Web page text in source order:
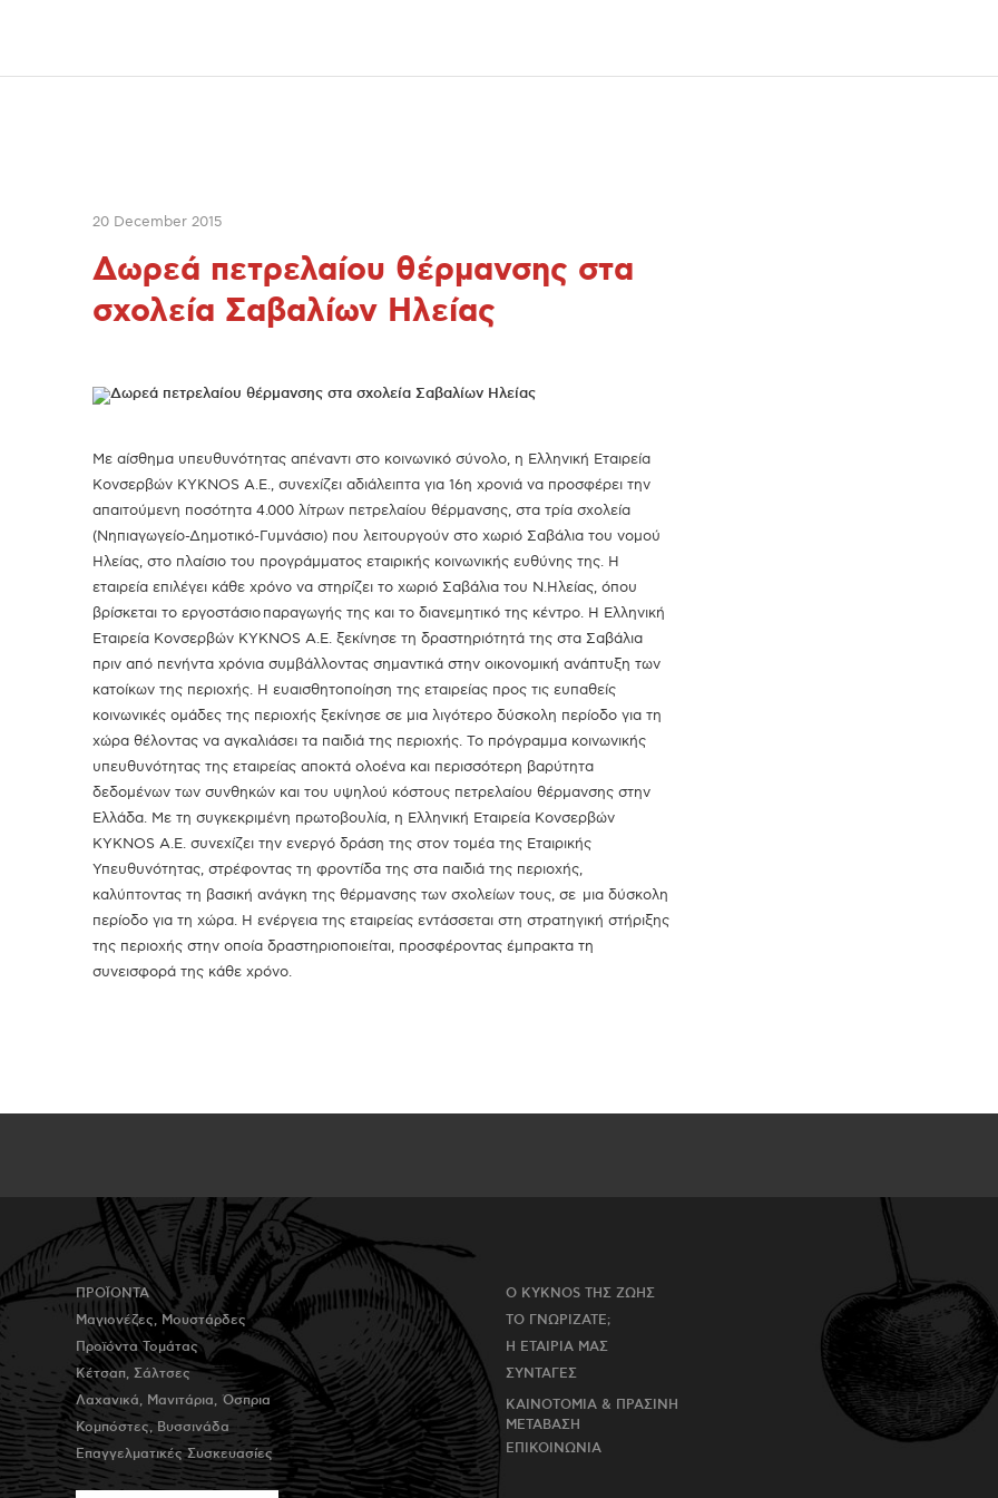
20 December 2015
Δωρεά πετρελαίου θέρμανσης στα
σχολεία Σαβαλίων Ηλείας
Με αίσθημα υπευθυνότητας απέναντι στο κοινωνικό σύνολο, η Ελληνική Εταιρεία
Κονσερβών ΚΥΚΝΟS Α.Ε., συνεχίζει αδιάλειπτα για 16η χρονιά να προσφέρει την
απαιτούμενη ποσότητα 4.000 λίτρων πετρελαίου θέρμανσης, στα τρία σχολεία
(Νηπιαγωγείο-Δημοτικό-Γυμνάσιο) που λειτουργούν στο χωριό Σαβάλια του νομού
Ηλείας, στο πλαίσιο του προγράμματος εταιρικής κοινωνικής ευθύνης της. Η
εταιρεία επιλέγει κάθε χρόνο να στηρίζει το χωριό Σαβάλια του Ν.Ηλείας, όπου
βρίσκεται το εργοστάσιο παραγωγής της και το διανεμητικό της κέντρο. Η Ελληνική
Εταιρεία Κονσερβών ΚΥΚΝΟS Α.Ε. ξεκίνησε τη δραστηριότητά της στα Σαβάλια
πριν από πενήντα χρόνια συμβάλλοντας σημαντικά στην οικονομική ανάπτυξη των
κατοίκων της περιοχής. Η ευαισθητοποίηση της εταιρείας προς τις ευπαθείς
κοινωνικές ομάδες της περιοχής ξεκίνησε σε μια λιγότερο δύσκολη περίοδο για τη
χώρα θέλοντας να αγκαλιάσει τα παιδιά της περιοχής. Το πρόγραμμα κοινωνικής
υπευθυνότητας της εταιρείας αποκτά ολοένα και περισσότερη βαρύτητα
δεδομένων των συνθηκών και του υψηλού κόστους πετρελαίου θέρμανσης στην
Ελλάδα. Με τη συγκεκριμένη πρωτοβουλία, η Ελληνική Εταιρεία Κονσερβών
ΚΥΚΝΟS Α.Ε. συνεχίζει την ενεργό δράση της στον τομέα της Εταιρικής
Υπευθυνότητας, στρέφοντας τη φροντίδα της στα παιδιά της περιοχής,
καλύπτοντας τη βασική ανάγκη της θέρμανσης των σχολείων τους, σε μια δύσκολη
περίοδο για τη χώρα. Η ενέργεια της εταιρείας εντάσσεται στη στρατηγική στήριξης
της περιοχής στην οποία δραστηριοποιείται, προσφέροντας έμπρακτα τη
συνεισφορά της κάθε χρόνο.
ΠΡΟΪΟΝΤΑ
Μαγιονέζες, Μουστάρδες
Προϊόντα Τομάτας
Κέτσαπ, Σάλτσες
Λαχανικά, Μανιτάρια, Όσπρια
Κομπόστες, Βυσσινάδα
Επαγγελματικές Συσκευασίες
Ο KYKNOS ΤΗΣ ΖΩΗΣ
ΤΟ ΓΝΩΡΙΖΑΤΕ;
Η ΕΤΑΙΡΙΑ ΜΑΣ
ΣΥΝΤΑΓΕΣ
ΚΑΙΝΟΤΟΜΙΑ & ΠΡΑΣΙΝΗ
ΜΕΤΑΒΑΣΗ
ΕΠΙΚΟΙΝΩΝΙΑ